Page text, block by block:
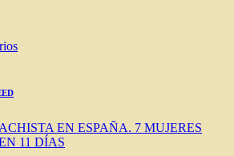
EN ESPAÑA. 7 MUJERES
11 DÍAS